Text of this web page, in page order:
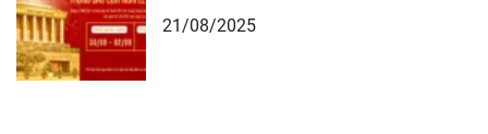
21/08/2025